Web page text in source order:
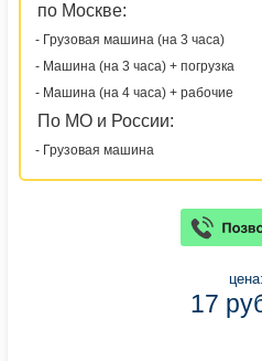
по Москве:
- Грузовая машина (на 3 часа)
- Машина (на 3 часа) + погрузка
- Машина (на 4 часа) + рабочие
По МО и России:
- Грузовая машина
цена:
17